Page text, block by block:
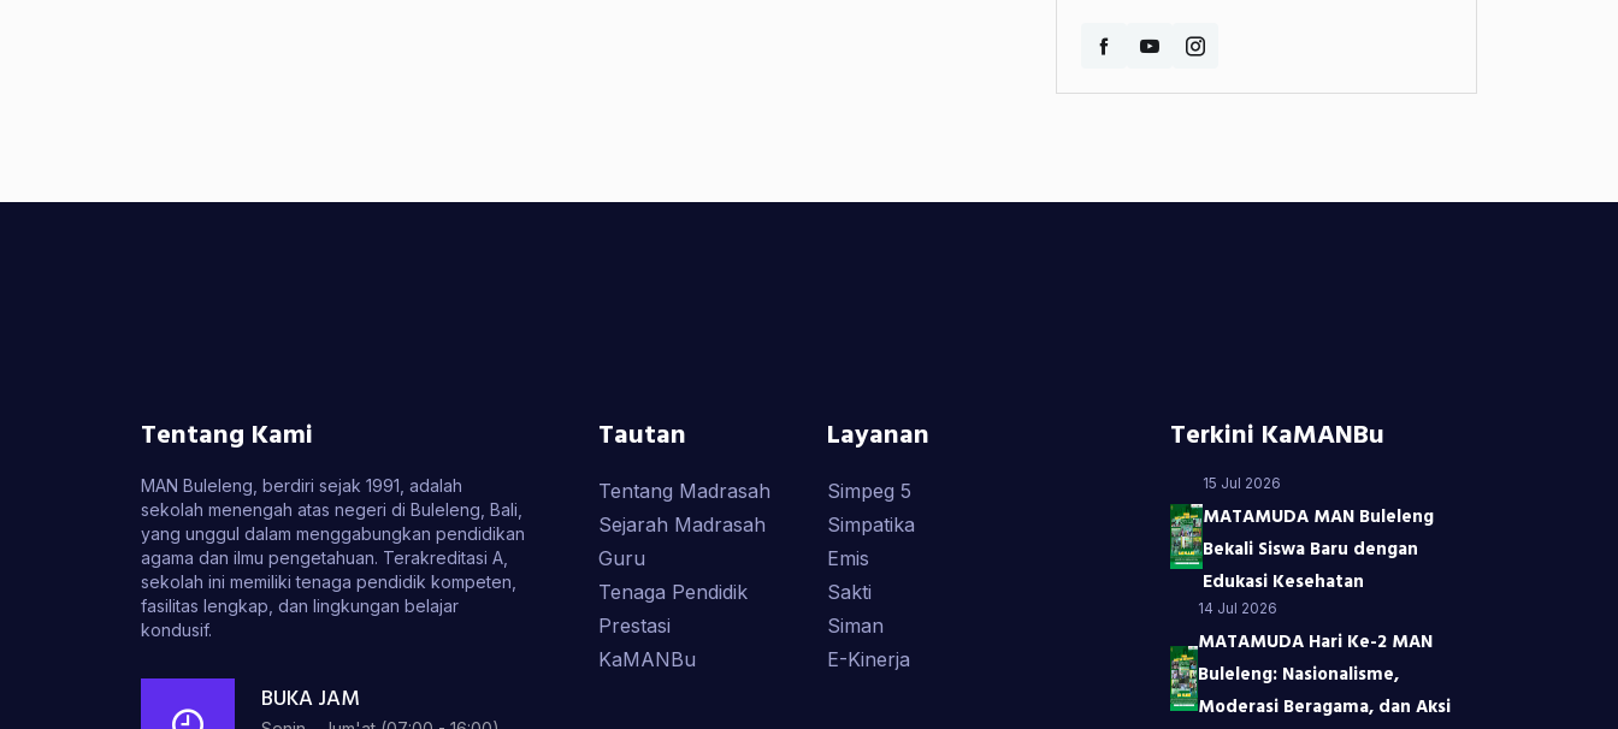
Tentang Kami
MAN Buleleng, berdiri sejak 1991, adalah
sekolah menengah atas negeri di Buleleng, Bali,
yang unggul dalam menggabungkan pendidikan
agama dan ilmu pengetahuan. Terakreditasi A,
sekolah ini memiliki tenaga pendidik kompeten,
fasilitas lengkap, dan lingkungan belajar
kondusif.
BUKA JAM
Tautan
Tentang Madrasah
Sejarah Madrasah
Guru
Tenaga Pendidik
Prestasi
KaMANBu
Layanan
Simpeg 5
Simpatika
Emis
Sakti
Siman
E-Kinerja
Terkini KaMANBu
15 Jul 2026
MATAMUDA MAN Buleleng
Bekali Siswa Baru dengan
Edukasi Kesehatan
14 Jul 2026
MATAMUDA Hari Ke-2 MAN
Buleleng: Nasionalisme,
Moderasi Beragama, dan Aksi